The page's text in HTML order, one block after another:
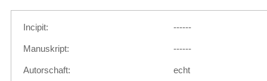
Incipit: ------
Manuskript: ------
Autorschaft: echt